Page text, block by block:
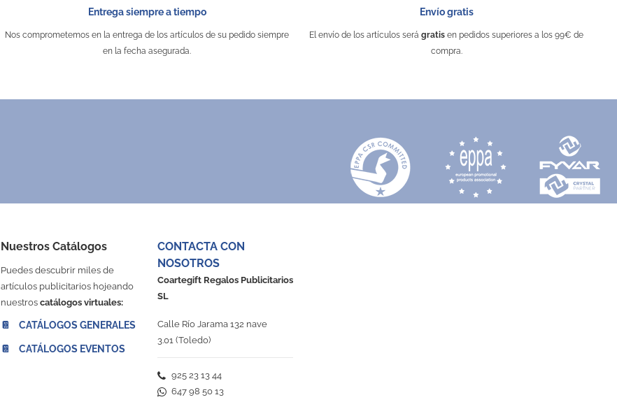
Entrega siempre a tiempo
Nos comprometemos en la entrega de los artículos de su pedido siempre
en la fecha asegurada.
Envío gratis
El envío de los artículos será gratis en pedidos superiores a los 99€ de
compra.
Nuestros Catálogos
Puedes descubrir miles de
artículos publicitarios hojeando
nuestros catálogos virtuales:
📔 CATÁLOGOS GENERALES
📔 CATÁLOGOS EVENTOS
CONTACTA CON
NOSOTROS
Coartegift Regalos Publicitarios
SL
Calle Río Jarama 132 nave
3.01 (Toledo)
925 23 13 44
647 98 50 13